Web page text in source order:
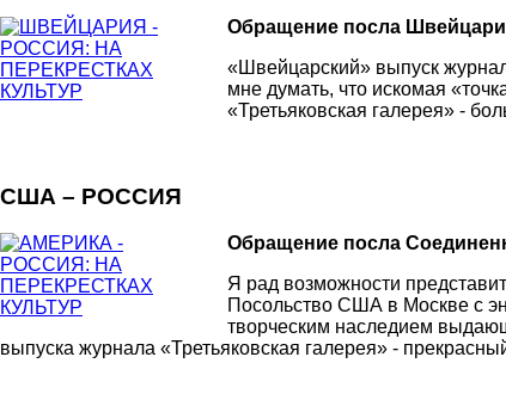
Обращение посла
«Швейцарский» выпуск
мне думать, что искомая
«Третьяковская галерея» -
США – РОССИЯ
Обращение посла
Я рад возможности
Посольство США в Москве с
творческим наследием
выпуска журнала «Третьяковская галерея» -